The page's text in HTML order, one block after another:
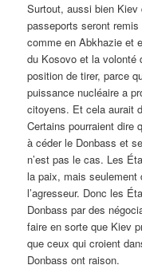
Surtout, aussi bien Kiev
passeports seront remis
comme en Abkhazie et
du Kosovo et la volonté
position de tirer, parce
puissance nucléaire a
citoyens. Et cela aurait
Certains pourraient dire
à céder le Donbass et
n’est pas le cas. Les
la paix, mais seulement
l’agresseur. Donc les
Donbass par des
faire en sorte que Kiev
que ceux qui croient
Donbass ont raison.